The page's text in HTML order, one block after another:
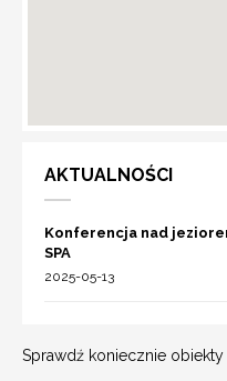
AKTUALNOŚCI
Konferencja nad
SPA
2025-05-13
Sprawdź koniecznie